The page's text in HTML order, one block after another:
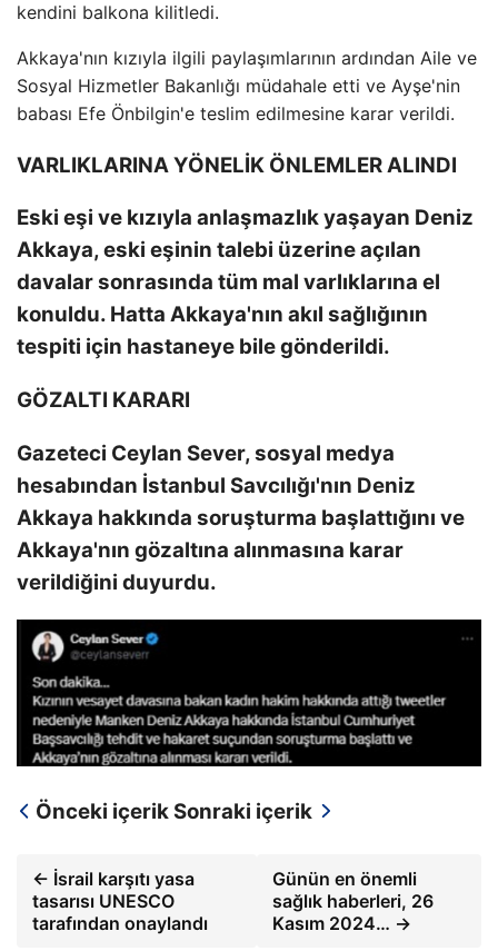
kendini balkona kilitledi.
Akkaya'nın kızıyla ilgili paylaşımlarının ardından Aile ve
Sosyal Hizmetler Bakanlığı müdahale etti ve Ayşe'nin
babası Efe Önbilgin'e teslim edilmesine karar verildi.
VARLIKLARINA YÖNELİK ÖNLEMLER ALINDI
Eski eşi ve kızıyla anlaşmazlık yaşayan Deniz
Akkaya, eski eşinin talebi üzerine açılan
davalar sonrasında tüm mal varlıklarına el
konuldu. Hatta Akkaya'nın akıl sağlığının
tespiti için hastaneye bile gönderildi.
GÖZALTI KARARI
Gazeteci Ceylan Sever, sosyal medya
hesabından İstanbul Savcılığı'nın Deniz
Akkaya hakkında soruşturma başlattığını ve
Akkaya'nın gözaltına alınmasına karar
verildiğini duyurdu.
Önceki içerik Sonraki içerik
← İsrail karşıtı yasa
tasarısı UNESCO
tarafından onaylandı
Günün en önemli
sağlık haberleri, 26
Kasım 2024… →